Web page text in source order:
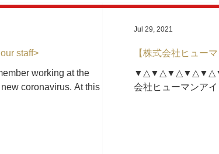
staff>
working at the
coronavirus. At this time, it
【株式会社ヒュー
会社ヒューマンア
Jul 29, 2021